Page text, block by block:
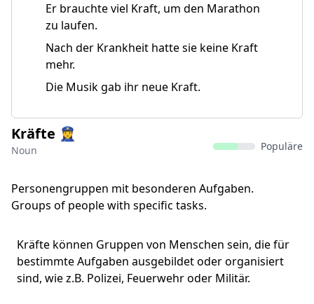
Er brauchte viel Kraft, um den Marathon
zu laufen.
Nach der Krankheit hatte sie keine Kraft
mehr.
Die Musik gab ihr neue Kraft.
Kräfte 👮‍♀
Noun Populäre
Personengruppen mit besonderen Aufgaben.
Groups of people with specific tasks.
Kräfte können Gruppen von Menschen sein, die für
bestimmte Aufgaben ausgebildet oder organisiert
sind, wie z.B. Polizei, Feuerwehr oder Militär.